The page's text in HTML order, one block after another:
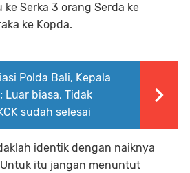
ke Serka 3 orang Serda ke
ke Kopda.
Polda Bali, Kepala
Luar biasa, Tidak
sudah selesai
identik dengan naiknya
itu jangan menuntut